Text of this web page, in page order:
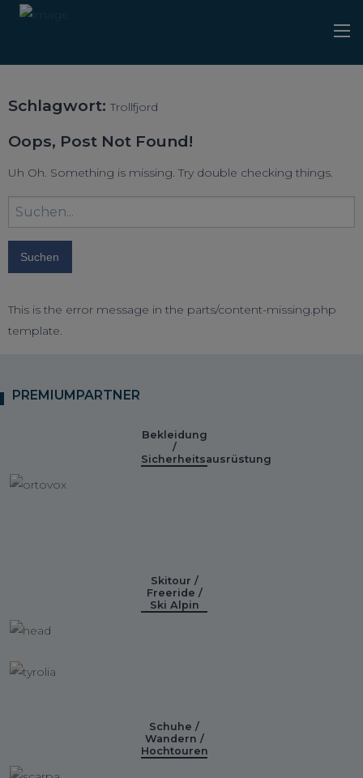
Schlagwort:Trollfjord
Oops, Post Not Found!
Uh Oh. Something is missing. Try double checking things.
Suchbegriff
eingeben:
This is the error message in the parts/content-missing.php
template.
PREMIUMPARTNER
Bekleidung
/
Sicherheitsausrüstung
Skitour /
Freeride /
Ski Alpin
Schuhe /
Wandern /
Hochtouren